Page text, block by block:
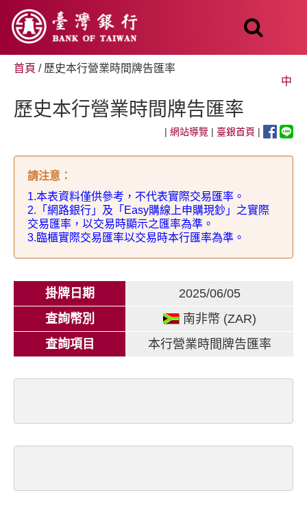
跳
至
主
要
內
容
中
首頁 / 歷史本行營業時間牌告匯率
歷史本行營業時間牌告匯率
| 網站導覽 | 臺銀首頁 |
請注意 ：
1.本表資料僅供參考，不代表實際交易匯率。
2. 「網路銀行」及「 Easy購線上申購現鈔」之實際
交易匯率，以交易時顯示之匯率為準。
3.臨櫃實際交易匯率以交易時本行匯率為準。
掛牌日期
2025/06/05
查詢幣別
南非幣 (ZAR)
查詢項目
本行營業時間牌告匯率